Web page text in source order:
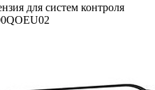
для систем контроля